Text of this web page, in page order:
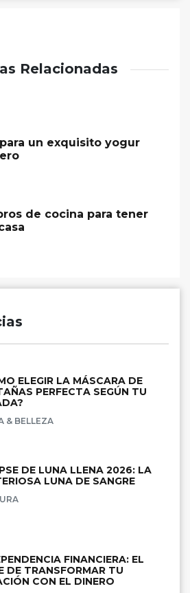
Relacionadas
un exquisito yogur
de cocina para tener
ELEGIR LA MÁSCARA DE
PERFECTA SEGÚN TU
& BELLEZA
DE LUNA LLENA 2026: LA
LUNA DE SANGRE
FINANCIERA: EL
DE TRANSFORMAR TU
CON EL DINERO